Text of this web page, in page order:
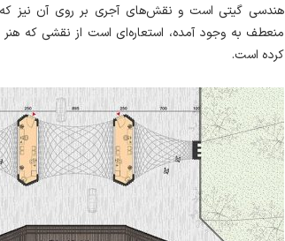
هندسی گیتی است و نقش‌های آجری بر روی آن نیز که
منعطف به وجود آمده، استعاره‌ای‌ است از نقشی که هنر
کرده است.